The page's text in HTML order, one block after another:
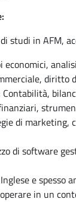
studi in AFM,
economici,
diritto
Contabilità,
di marketing,
di software
Inglese e spesso
in un